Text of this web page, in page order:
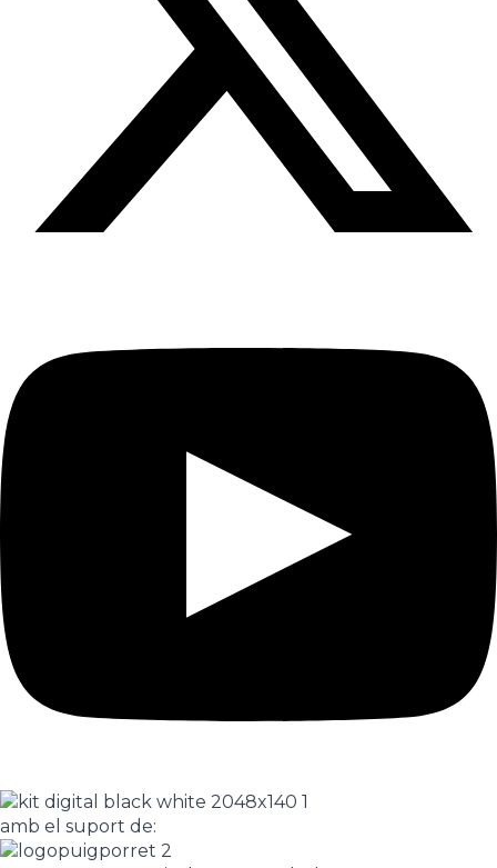
amb el suport de: